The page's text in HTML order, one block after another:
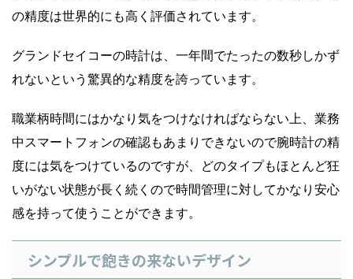
の精度は世界的にも高く評価されています。
グランドセイコーの時計は、一年間でたったの数秒しかず
れないという驚異的な精度を誇っています。
職業柄時間にはかなり気をつけなければならない上、業務
中スマートフォンの確認もあまりできないので腕時計の精
度には気をつけているのですが、どのタイプもほとんど狂
いがない状態が長く続くので時間管理に対してかなり安心
感を持って使うことができます。
シンプルで飽きの来ないデザイン